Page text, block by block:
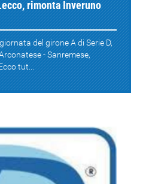
rimonta Inveruno
del girone A di Serie D,
- Sanremese,
tut...